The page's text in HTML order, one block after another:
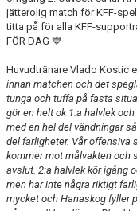
jätterolig match för KFF-
titta på för alla KFF-
FÖR DAG 💙
Huvudtränare Vlado Kostic
innan matchen och det
tunga och tuffa på fasta
gör en helt ok 1:a halvlek
med en hel del vändningar
del farligheter. Vår offensiva
kommer mot målvakten och
avslut. 2:a halvlek kör igång
men har inte några riktigt
mycket och Hanaskog fyller